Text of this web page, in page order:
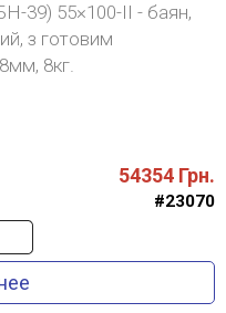
39) 55×100-II - баян,
з готовим
8кг.
54354 Грн.
#23070